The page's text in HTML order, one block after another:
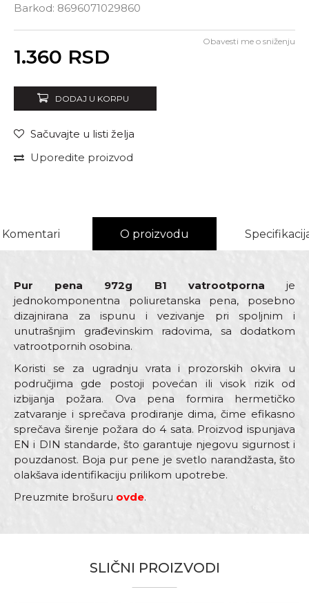
Barkod: 8696071029860
1.360 RSD
Obavesti me o sniženju
DODAJ U KORPU
Sačuvajte u listi želja
Uporedite proizvod
Komentari O proizvodu
Pur pena 972g B1 vatrootporna je
jednokomponentna poliuretanska pena, posebno
dizajnirana za ispunu i vezivanje pri spoljnim i
unutrašnjim građevinskim radovima, sa dodatkom
vatrootpornih osobina.
Koristi se za ugradnju vrata i prozorskih okvira u
područjima gde postoji povećan ili visok rizik od
izbijanja požara. Ova pena formira hermetičko
zatvaranje i sprečava prodiranje dima, čime efikasno
sprečava širenje požara do 4 sata. Proizvod ispunjava
EN i DIN standarde, što garantuje njegovu sigurnost i
pouzdanost. Boja pur pene je svetlo narandžasta, što
olakšava identifikaciju prilikom upotrebe.
Preuzmite brošuru ovde.
Univerzalna pena koja se koristi za
SLIČNI PROIZVODI